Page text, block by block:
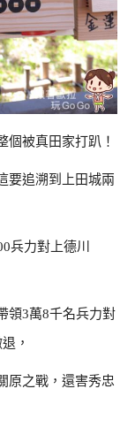
個被真田家打趴！
要追溯到上田城兩
兵力對上德川
領3萬8千名兵力對
，
原之戰，還害秀忠